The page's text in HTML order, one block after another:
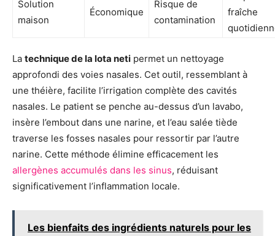
Solution
maison
Économique
Risque de
contamination
fraîche
La technique de la lota neti permet un nettoyage
approfondi des voies nasales. Cet outil, ressemblant à
une théière, facilite l’irrigation complète des cavités
nasales. Le patient se penche au-dessus d’un lavabo,
insère l’embout dans une narine, et l’eau salée tiède
traverse les fosses nasales pour ressortir par l’autre
narine. Cette méthode élimine efficacement les
allergènes accumulés dans les sinus, réduisant
significativement l’inflammation locale.
Les bienfaits des ingrédients naturels pour les